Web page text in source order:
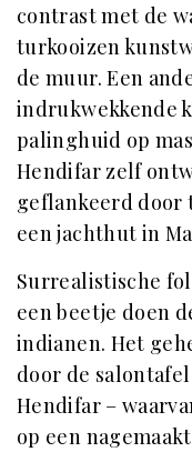
contrast met de
turkooizen
de muur. Een
indrukwekkende
palinghuid op
Hendifar zelf
geflankeerd door
een jachthut in
Surrealistische
een beetje doen
indianen. Het
door de
Hendifar –
op een